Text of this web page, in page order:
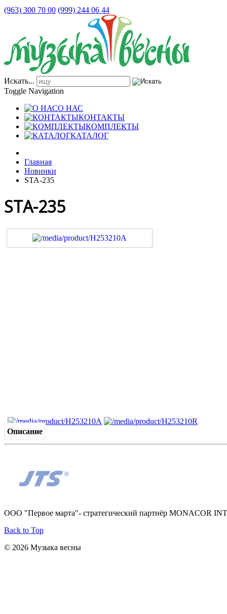
(963) 300 70 00 (999) 244 06 44
Искать...
Toggle Navigation
О НАС
КОНТАКТЫ
КОМПЛЕКТЫ
КАТАЛОГ
Главная
Новинки
STA-235
STA-235
Описание
ООО "Первое марта"- стратегический партнёр MONACOR
Back to Top
© 2026 Музыка весны